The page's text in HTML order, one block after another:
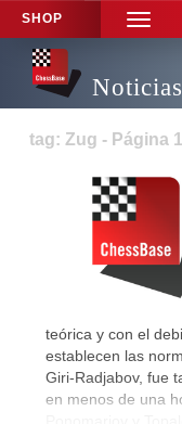
SHOP
TOGGLE
tag: Zug - Página 1
teórica y con el
establecen las
Giri-Radjabov, fue
en menos de una